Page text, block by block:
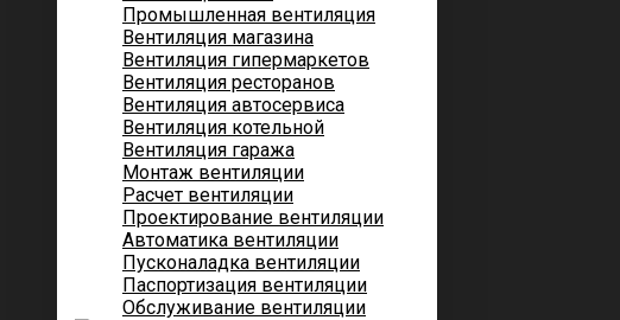
Промышленная вентиляция
Вентиляция магазина
Вентиляция гипермаркетов
Вентиляция ресторанов
Вентиляция автосервиса
Вентиляция котельной
Вентиляция гаража
Монтаж вентиляции
Расчет вентиляции
Проектирование вентиляции
Автоматика вентиляции
Пусконаладка вентиляции
Паспортизация вентиляции
Обслуживание вентиляции